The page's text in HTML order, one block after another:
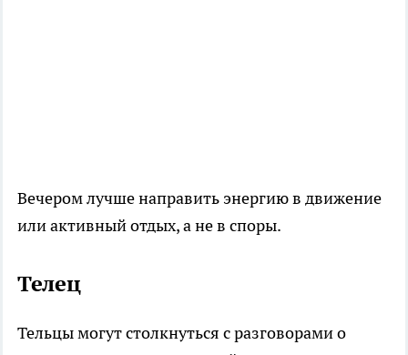
Вечером лучше направить энергию в движение
или активный отдых, а не в споры.
Телец
Тельцы могут столкнуться с разговорами о